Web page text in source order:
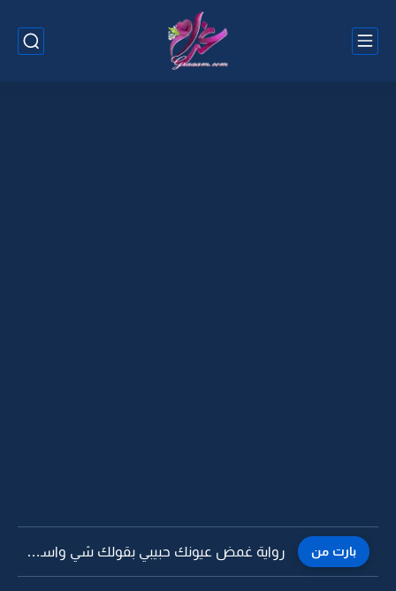
بارت من رواية غمض عيونك حبيبي بقولك شي واسمعني بقلب -16